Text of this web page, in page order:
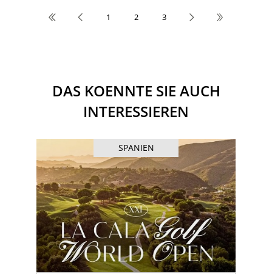
1 2 3
DAS KOENNTE SIE AUCH
INTERESSIEREN
SPANIEN